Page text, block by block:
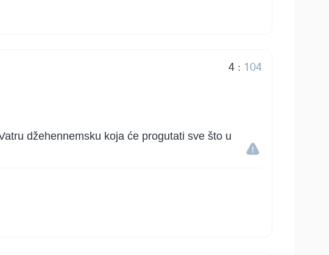
4: 104
džehennemsku koja će progutati sve što u